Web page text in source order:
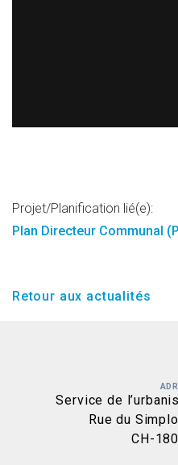
Projet/Planification lié(e):
Plan Directeur Communal
Retour aux actualités
Service de
Rue du
CH-